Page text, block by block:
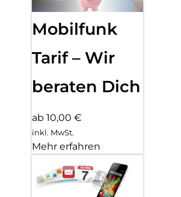
Mobilfunk
Tarif – Wir
beraten Dich
ab 10,00 €
inkl. MwSt.
Mehr erfahren